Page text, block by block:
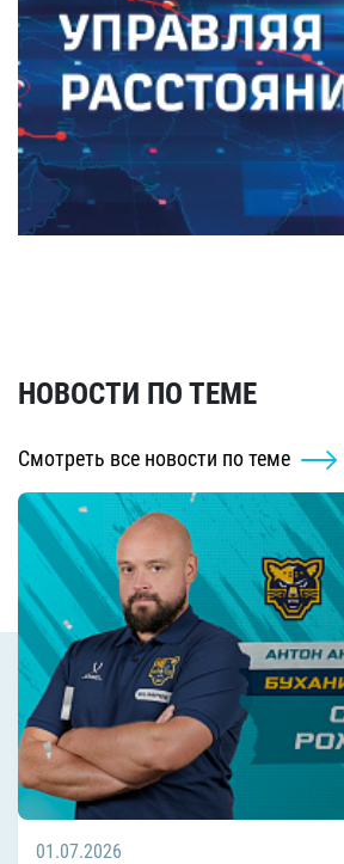
НОВОСТИ ПО ТЕМЕ
Смотреть все новости по теме
01.07.2026